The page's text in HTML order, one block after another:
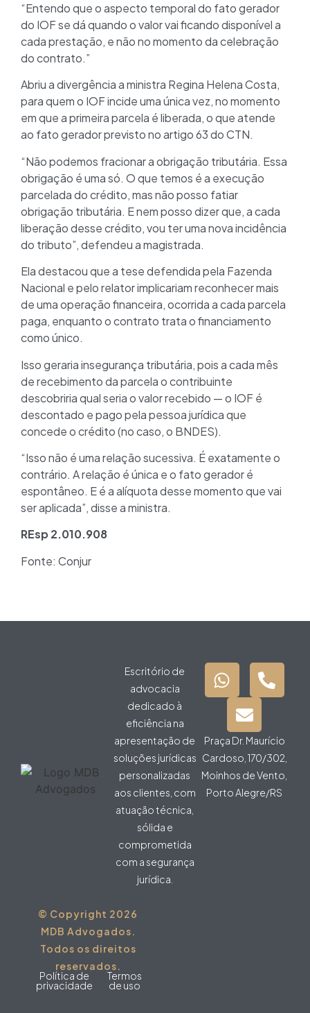
“Entendo que o aspecto temporal do fato gerador
do IOF se dá quando o valor vai ficando disponível a
cada prestação, e não no momento da celebração
do contrato.”
Abriu a divergência a ministra Regina Helena Costa,
para quem o IOF incide uma única vez, no momento
em que a primeira parcela é liberada, o que atende
ao fato gerador previsto no artigo 63 do CTN.
“Não podemos fracionar a obrigação tributária. Essa
obrigação é uma só. O que temos é a execução
parcelada do crédito, mas não posso fatiar
obrigação tributária. E nem posso dizer que, a cada
liberação desse crédito, vou ter uma nova incidência
do tributo”, defendeu a magistrada.
Ela destacou que a tese defendida pela Fazenda
Nacional e pelo relator implicariam reconhecer mais
de uma operação financeira, ocorrida a cada parcela
paga, enquanto o contrato trata o financiamento
como único.
Isso geraria insegurança tributária, pois a cada mês
de recebimento da parcela o contribuinte
descobriria qual seria o valor recebido — o IOF é
descontado e pago pela pessoa jurídica que
concede o crédito (no caso, o BNDES).
“Isso não é uma relação sucessiva. É exatamente o
contrário. A relação é única e o fato gerador é
espontâneo. E é a alíquota desse momento que vai
ser aplicada”, disse a ministra.
REsp 2.010.908
Fonte: Conjur
Escritório de
advocacia
dedicado à
eficiência na
apresentação de
soluções jurídicas
personalizadas
aos clientes, com
atuação técnica,
sólida e
comprometida
com a segurança
jurídica.
Praça Dr. Maurício
Cardoso, 170/302,
Moinhos de Vento,
Porto Alegre/RS
© Copyright 2026
MDB Advogados.
Todos os direitos
reservados.
Política de
privacidade
Termos
de uso